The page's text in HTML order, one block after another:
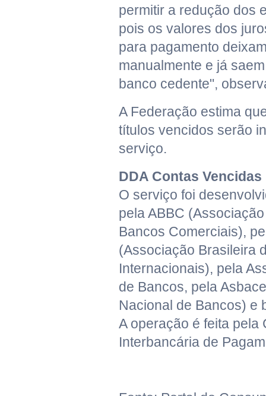
permitir a redução dos
pois os valores dos
para pagamento
manualmente e já
banco cedente",
A Federação estima
títulos vencidos serão
serviço.
DDA Contas Vencidas
O serviço foi
pela ABBC
Bancos Comerciais),
(Associação Brasileira
Internacionais), pela
de Bancos, pela
Nacional de Bancos) e
A operação é feita pela
Interbancária de